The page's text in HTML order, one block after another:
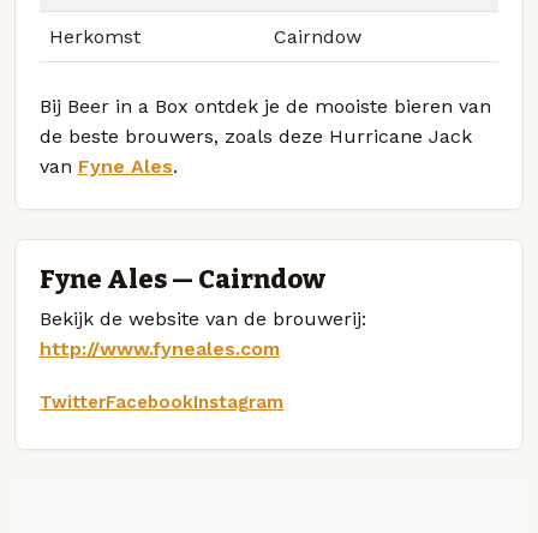
Herkomst Cairndow
Bij Beer in a Box ontdek je de mooiste bieren van
de beste brouwers, zoals deze Hurricane Jack
van Fyne Ales.
Fyne Ales — Cairndow
Bekijk de website van de brouwerij:
http://www.fyneales.com
TwitterFacebookInstagram